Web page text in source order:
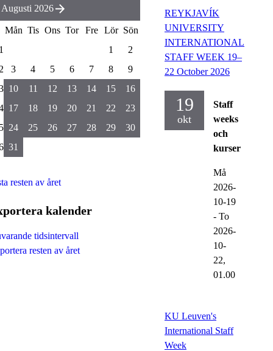
REYKJAVÍK
UNIVERSITY
INTERNATIONAL
STAFF WEEK 19–
22 October 2026
19
okt
Staff
weeks
och
kurser
Må
2026-
10-19
- To
2026-
10-
22,
01.00
KU Leuven's
International Staff
Week
Augusti 2026
Mån Tis Ons Tor Fre Lör Sön
1
2
3 4 5 6 7 8
9
10 11 12 13 14 15
16
17 18 19 20 21 22
23
24 25 26 27 28 29
30
31
resten av året
kalender
tidsintervall
resten av året